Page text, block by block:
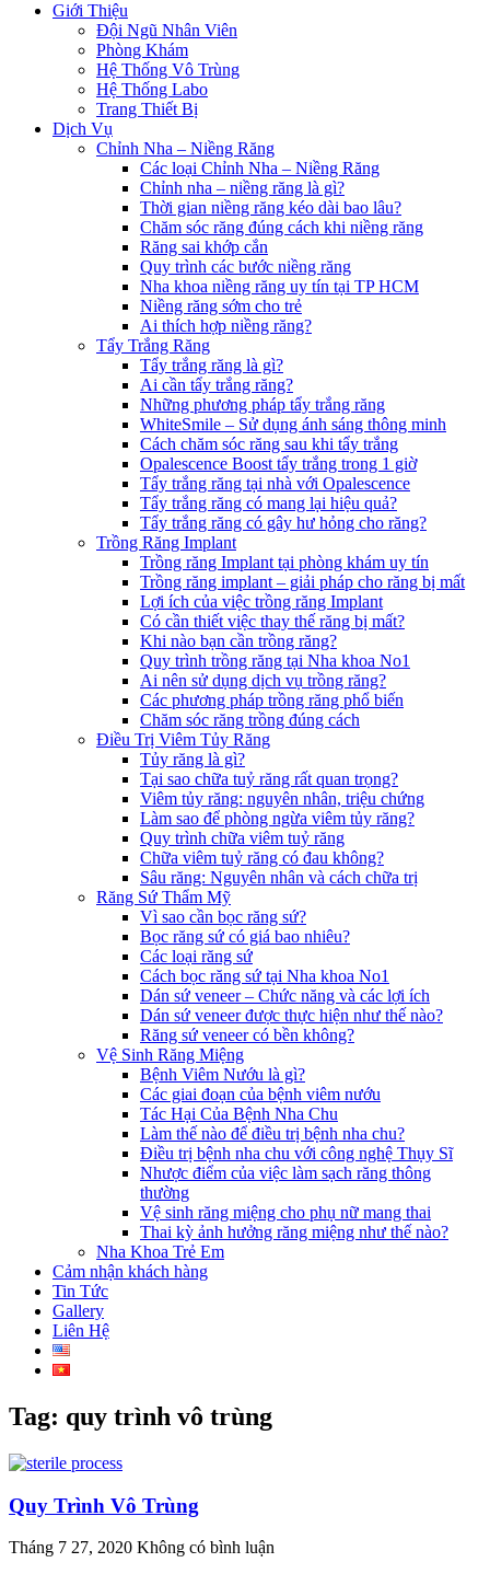
Giới Thiệu
Đội Ngũ Nhân Viên
Phòng Khám
Hệ Thống Vô Trùng
Hệ Thống Labo
Trang Thiết Bị
Dịch Vụ
Chỉnh Nha – Niềng Răng
Các loại Chỉnh Nha – Niềng Răng
Chỉnh nha – niềng răng là gì?
Thời gian niềng răng kéo dài bao lâu?
Chăm sóc răng đúng cách khi niềng răng
Răng sai khớp cắn
Quy trình các bước niềng răng
Nha khoa niềng răng uy tín tại TP HCM
Niềng răng sớm cho trẻ
Ai thích hợp niềng răng?
Tẩy Trắng Răng
Tẩy trắng răng là gì?
Ai cần tẩy trắng răng?
Những phương pháp tẩy trắng răng
WhiteSmile – Sử dụng ánh sáng thông minh
Cách chăm sóc răng sau khi tẩy trắng
Opalescence Boost tẩy trắng trong 1 giờ
Tẩy trắng răng tại nhà với Opalescence
Tẩy trắng răng có mang lại hiệu quả?
Tẩy trắng răng có gây hư hỏng cho răng?
Trồng Răng Implant
Trồng răng Implant tại phòng khám uy tín
Trồng răng implant – giải pháp cho răng bị mất
Lợi ích của việc trồng răng Implant
Có cần thiết việc thay thế răng bị mất?
Khi nào bạn cần trồng răng?
Quy trình trồng răng tại Nha khoa No1
Ai nên sử dụng dịch vụ trồng răng?
Các phương pháp trồng răng phổ biến
Chăm sóc răng trồng đúng cách
Điều Trị Viêm Tủy Răng
Tủy răng là gì?
Tại sao chữa tuỷ răng rất quan trọng?
Viêm tủy răng: nguyên nhân, triệu chứng
Làm sao để phòng ngừa viêm tủy răng?
Quy trình chữa viêm tuỷ răng
Chữa viêm tuỷ răng có đau không?
Sâu răng: Nguyên nhân và cách chữa trị
Răng Sứ Thẩm Mỹ
Vì sao cần bọc răng sứ?
Bọc răng sứ có giá bao nhiêu?
Các loại răng sứ
Cách bọc răng sứ tại Nha khoa No1
Dán sứ veneer – Chức năng và các lợi ích
Dán sứ veneer được thực hiện như thế nào?
Răng sứ veneer có bền không?
Vệ Sinh Răng Miệng
Bệnh Viêm Nướu là gì?
Các giai đoạn của bệnh viêm nướu
Tác Hại Của Bệnh Nha Chu
Làm thế nào để điều trị bệnh nha chu?
Điều trị bệnh nha chu với công nghệ Thụy Sĩ
Nhược điểm của việc làm sạch răng thông
thường
Vệ sinh răng miệng cho phụ nữ mang thai
Thai kỳ ảnh hưởng răng miệng như thế nào?
Nha Khoa Trẻ Em
Cảm nhận khách hàng
Tin Tức
Gallery
Liên Hệ
Tag: quy trình vô trùng
Quy Trình Vô Trùng
Tháng 7 27, 2020 Không có bình luận